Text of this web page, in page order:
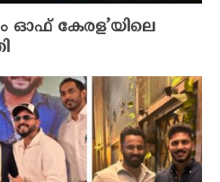
കേരള’യിലെ